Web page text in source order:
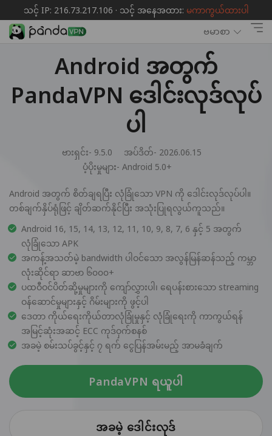
သင့် IP: 216.73.217.106 · သင့် အနေအထား: မကာကွယ်ထားပါ
ဗမာစာ
Android အတွက်
PandaVPN ဒေါင်းလုဒ်လုပ်
ပါ
ဗားရှင်း- 9.5.0
အပ်ဒိတ်- 2026.06.15
ပံ့ပိုးမှုများ- Android 5.0+
Android အတွက် စိတ်ချရပြီး လုံခြုံသော VPN ကို ဒေါင်းလုဒ်လုပ်ပါ။
တစ်ချက်နှိပ်ရုံဖြင့် ချိတ်ဆက်နိုင်ပြီး အသုံးပြုရလွယ်ကူသည်။
Android 16, 15, 14, 13, 12, 11, 10, 9, 8, 7, 6 နှင့် 5 အတွက်
လုံခြုံသော APK
အကန့်အသတ်မဲ့ bandwidth ပါဝင်သော အလွန်မြန်ဆန်သည့် ကမ္ဘာ
လုံးဆိုင်ရာ ဆာဗာ ၆၀၀၀+
ပထဝီဝင်ပိတ်ဆို့မှုများကို ကျော်လွှားပါ၊ ရေပန်းစားသော streaming
ဝန်ဆောင်မှုများနှင့် ဂိမ်းများကို ဖွင့်ပါ
ဒေတာ ကိုယ်ရေးကိုယ်တာလုံခြုံမှုနှင့် လုံခြုံရေးကို ကာကွယ်ရန်
အမြင့်ဆုံးအဆင့် ECC ကုဒ်ဝှက်စနစ်
အခမဲ့ စမ်းသပ်ခွင့်နှင့် ၇ ရက် ငွေပြန်အမ်းမည့် အာမခံချက်
PandaVPN ရယူပါ
အခမဲ့ ဒေါင်းလုဒ်